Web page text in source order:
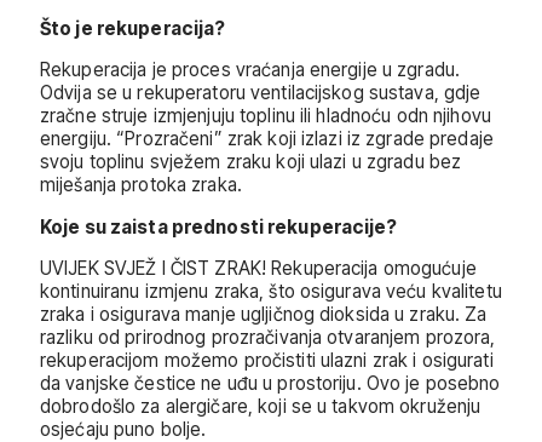
Što je rekuperacija?
Rekuperacija je proces vraćanja energije u zgradu.
Odvija se u rekuperatoru ventilacijskog sustava, gdje
zračne struje izmjenjuju toplinu ili hladnoću odn njihovu
energiju. “Prozračeni” zrak koji izlazi iz zgrade predaje
svoju toplinu svježem zraku koji ulazi u zgradu bez
miješanja protoka zraka.
Koje su zaista prednosti rekuperacije?
UVIJEK SVJEŽ I ČIST ZRAK! Rekuperacija omogućuje
kontinuiranu izmjenu zraka, što osigurava veću kvalitetu
zraka i osigurava manje ugljičnog dioksida u zraku. Za
razliku od prirodnog prozračivanja otvaranjem prozora,
rekuperacijom možemo pročistiti ulazni zrak i osigurati
da vanjske čestice ne uđu u prostoriju. Ovo je posebno
dobrodošlo za alergičare, koji se u takvom okruženju
osjećaju puno bolje.